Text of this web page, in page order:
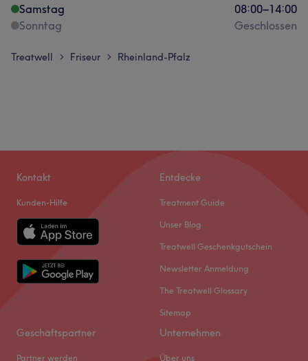
Samstag
08:00–14:00
Sonntag
Geschlossen
Treatwell > Friseur > Rheinland-Pfalz
Kontakt
Kunden-Hilfe
Entdecke
Treatment Guide
Unser Blog
Treatwell Geschenkgutschein
Newsletter Anmeldung
The Treatwell Glossary
Sitemap
Geschäftspartner
Partner werden
Unternehmen
Über uns